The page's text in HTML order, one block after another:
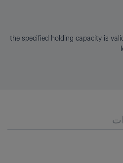
the specified holding capacity is